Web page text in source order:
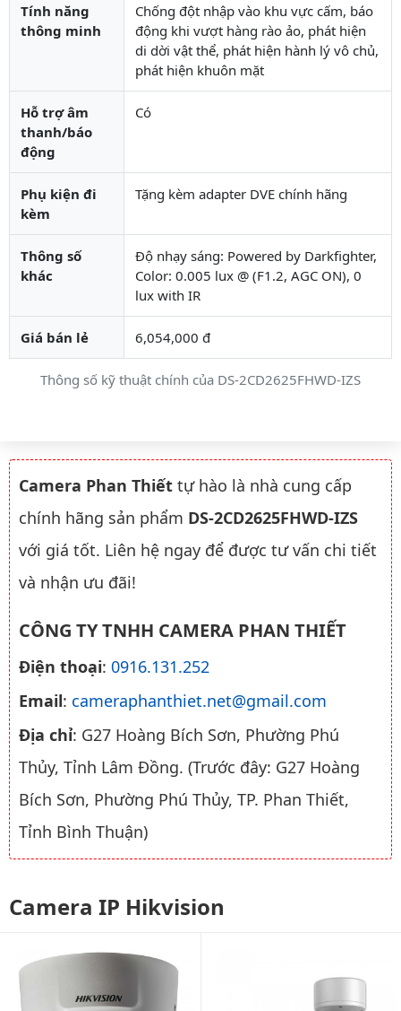
Thông số kỹ thuật chính của DS-2CD2625FHWD-IZS
Tính năng
thông minh
Chống đột nhập vào khu vực cấm, báo
động khi vượt hàng rào ảo, phát hiện
di dời vật thể, phát hiện hành lý vô chủ,
phát hiện khuôn mặt
Hỗ trợ âm
thanh/báo
động
Có
Phụ kiện đi
kèm
Tặng kèm adapter DVE chính hãng
Thông số
khác
Độ nhạy sáng: Powered by Darkfighter,
Color: 0.005 lux @ (F1.2, AGC ON), 0
lux with IR
Giá bán lẻ 6,054,000 đ
Camera Phan Thiết tự hào là nhà cung cấp
chính hãng sản phẩm DS-2CD2625FHWD-IZS
với giá tốt. Liên hệ ngay để được tư vấn chi tiết
và nhận ưu đãi!
CÔNG TY TNHH CAMERA PHAN THIẾT
Điện thoại: 0916.131.252
Email: cameraphanthiet.net@gmail.com
Địa chỉ: G27 Hoàng Bích Sơn, Phường Phú
Thủy, Tỉnh Lâm Đồng. (Trước đây: G27 Hoàng
Bích Sơn, Phường Phú Thủy, TP. Phan Thiết,
Tỉnh Bình Thuận)
Camera IP Hikvision